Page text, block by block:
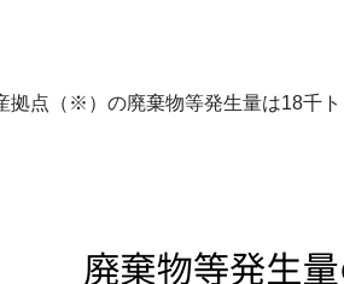
拠点（※）の廃棄物等発生量は18千